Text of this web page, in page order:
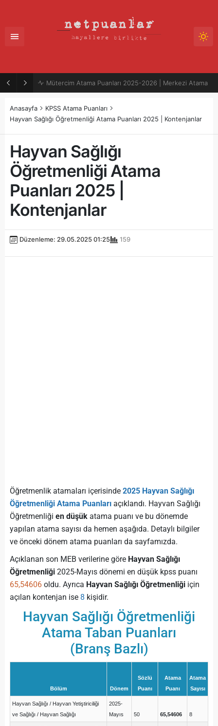
Mütercim Atama Puanları 2025-2026 | Merkezi Atama
Anasayfa
KPSS Atama Puanları
Hayvan Sağlığı Öğretmenliği Atama Puanları 2025 | Kontenjanlar
Hayvan Sağlığı
Öğretmenliği Atama
Puanları 2025 |
Kontenjanlar
Düzenleme: 29.05.2025 01:25 159
Öğretmenlik atamaları içerisinde 2025 Hayvan Sağlığı
Öğretmenliği Atama Puanları açıklandı. Hayvan Sağlığı
Öğretmenliği en düşük atama puanı ve bu dönemde
yapılan atama sayısı da hemen aşağıda. Detaylı bilgiler
ve önceki dönem atama puanları da sayfamızda.
Açıklanan son MEB verilerine göre Hayvan Sağlığı
Öğretmenliği 2025-Mayıs dönemi en düşük kpss puanı
65,54606 oldu. Ayrıca Hayvan Sağlığı Öğretmenliği için
açılan kontenjan ise 8 kişidir.
Hayvan Sağlığı Öğretmenliği
Atama Taban Puanları
(Branş Bazlı)
Bölüm Dönem
Sözlü
Puanı
Atama
Puanı
Atama
Sayısı
Hayvan Sağlığı / Hayvan Yetiştiriciliği
ve Sağlığı / Hayvan Sağlığı
2025-
Mayıs
50 65,54606 8